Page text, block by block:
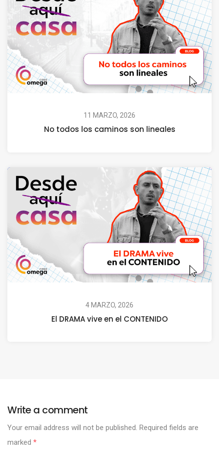
11 MARZO, 2026
No todos los caminos son lineales
4 MARZO, 2026
El DRAMA vive en el CONTENIDO
Write a comment
Your email address will not be published. Required fields are
marked *